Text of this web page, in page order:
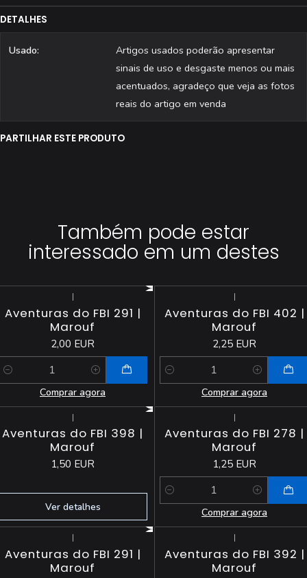
DETALHES
Usado:
Artigos usados poderão apresentar
sinais de uso e desgaste menos ou mais
acentuados, agradeço que veja as fotos
reais do artigo em venda
PARTILHAR ESTE PRODUTO
Também pode estar
interessado em um destes
|
Aventuras do FBI 291 |
Marouf
2,00 EUR
Comprar agora
|
Aventuras do FBI 402 |
Marouf
2,25 EUR
Quantidade
Comprar agora
|
Aventuras do FBI 398 |
Marouf
1,50 EUR
Ver detalhes
|
Aventuras do FBI 278 |
Marouf
1,25 EUR
Quantidade
Comprar agora
|
Aventuras do FBI 291 |
Marouf
|
Aventuras do FBI 392 |
Marouf